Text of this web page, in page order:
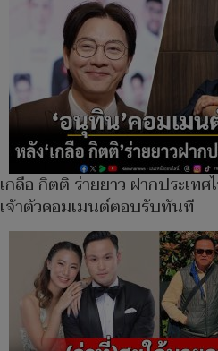
เกลือ กิตติ ร่ายยาว ฝากประเทศ
เจ้าตัวคอมเมนต์ตอบรับทันที